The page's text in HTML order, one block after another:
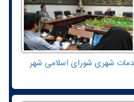
شهری شورای اسلامی شهر